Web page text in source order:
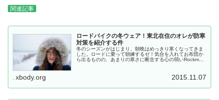
関連記事
ロードバイクの冬ウェア！東北在住のオレが防寒
対策を紹介する件
冬のシーズンがはじまり、朝晩はめっきり寒くなってきま
した。ロードに乗って朝練するゼ！気合を入れてお布団か
ら出るものの、あまりの寒さに断念する心の弱いRockman
xbody.org 2015.11.07